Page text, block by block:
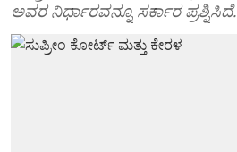
ಅವರ ನಿರ್ಧಾರವನ್ನೂ ಸರ್ಕಾರ ಪ್ರಶ್ನಿಸಿದೆ.